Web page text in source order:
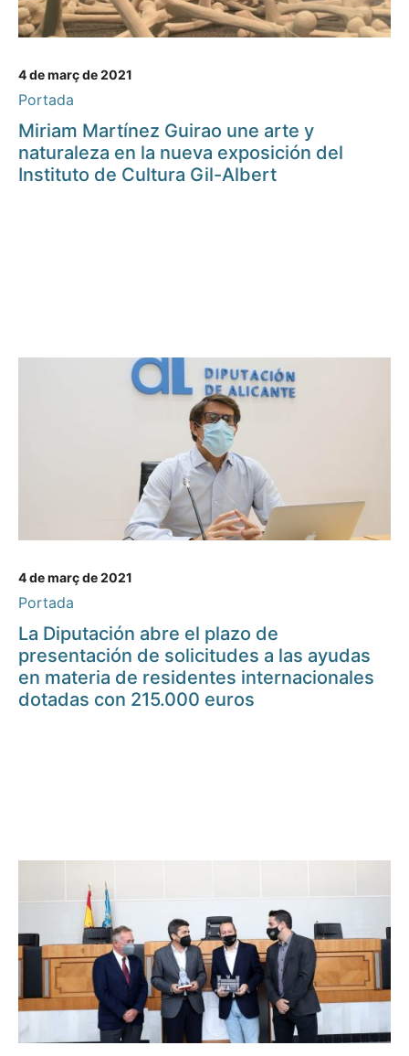
4 de març de 2021
Portada
Miriam Martínez Guirao une arte y
naturaleza en la nueva exposición del
Instituto de Cultura Gil-Albert
4 de març de 2021
Portada
La Diputación abre el plazo de
presentación de solicitudes a las ayudas
en materia de residentes internacionales
dotadas con 215.000 euros